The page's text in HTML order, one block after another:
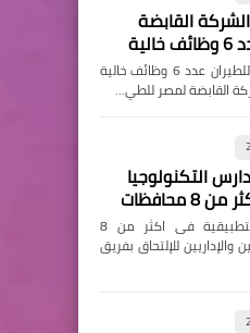
القابضة
بالتعاقد وظائف الشركة القابضة لمصر للطيران عدد 6 وظائف خالية
التكنولوجيا
وظائف خالية بمدارس التكنولوجيا التطبيقية فى اكثر من 8
للإلتحاق بفريق